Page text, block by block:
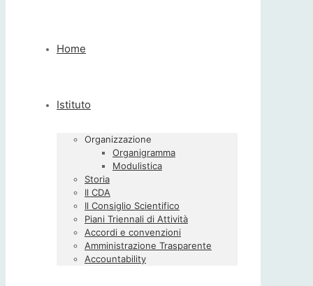
Home
Istituto
Organizzazione
Organigramma
Modulistica
Storia
Il CDA
Il Consiglio Scientifico
Piani Triennali di Attività
Accordi e convenzioni
Amministrazione Trasparente
Accountability